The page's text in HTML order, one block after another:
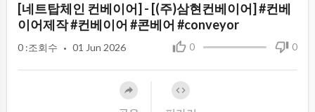
[네트탑체인 컨베이어] - [(주)삼현컨베이어] #컨베
이어제작 #컨베이어 #콘베어 #conveyor
0 0
0 :조회수 · 01 Jun 2026